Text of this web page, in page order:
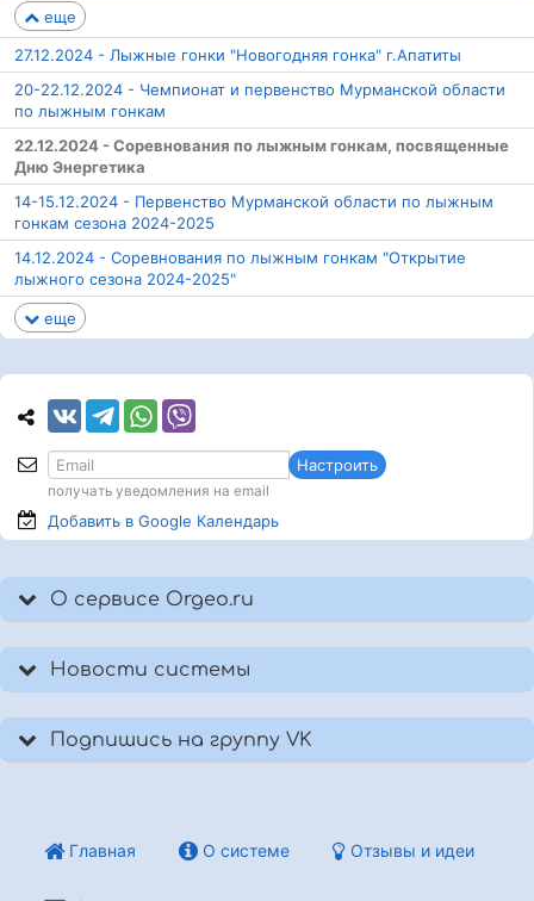
еще
27.12.2024 - Лыжные гонки "Новогодняя гонка" г.Апатиты
20-22.12.2024 - Чемпионат и первенство Мурманской области
по лыжным гонкам
22.12.2024 - Соревнования по лыжным гонкам, посвященные
Дню Энергетика
14-15.12.2024 - Первенство Мурманской области по лыжным
гонкам сезона 2024-2025
14.12.2024 - Соревнования по лыжным гонкам "Открытие
лыжного сезона 2024-2025"
еще
Настроить
получать уведомления на email
Добавить в Google Календарь
О сервисе Orgeo.ru
Новости системы
Подпишись на группу VK
Главная О системе Отзывы и идеи